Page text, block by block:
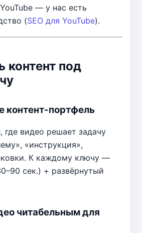
— у нас есть
(SEO для YouTube).
контент под
контент-портфель
где видео решает задачу
«инструкция»,
К каждому ключу —
сек.) + развёрнутый
читабельным для